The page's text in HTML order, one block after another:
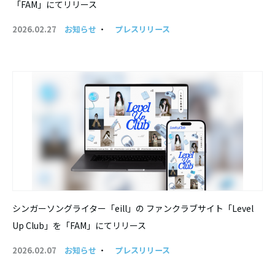
「FAM」にてリリース
2026.02.27 お知らせ ・ プレスリリース
シンガーソングライター「eill」の ファンクラブサイト「Level
Up Club」を「FAM」にてリリース
2026.02.07 お知らせ ・ プレスリリース